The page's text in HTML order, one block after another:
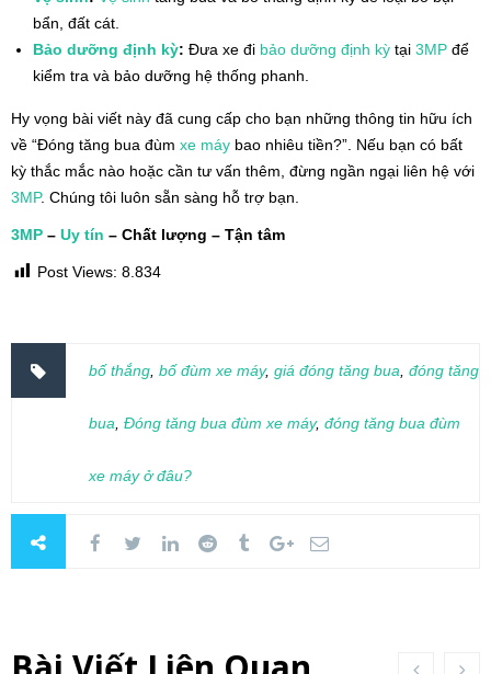
bẩn, đất cát.
Bảo dưỡng định kỳ: Đưa xe đi bảo dưỡng định kỳ tại 3MP để
kiểm tra và bảo dưỡng hệ thống phanh.
Hy vọng bài viết này đã cung cấp cho bạn những thông tin hữu ích
về “Đóng tăng bua đùm xe máy bao nhiêu tiền?”. Nếu bạn có bất
kỳ thắc mắc nào hoặc cần tư vấn thêm, đừng ngần ngại liên hệ với
3MP. Chúng tôi luôn sẵn sàng hỗ trợ bạn.
3MP – Uy tín – Chất lượng – Tận tâm
Post Views: 8.834
bố thắng bố đùm xe máy, giá đóng tăng bua đóng tăng
bua Đóng tăng bua đùm xe máy, đóng tăng bua đùm
xe máy ở đâu?